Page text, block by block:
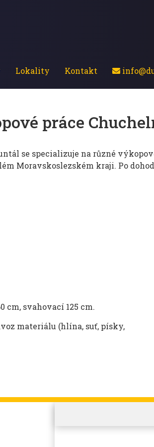
Lokality Kontakt
práce
se specializuje na různé
Moravskoslezském kraji. Po
cm, svahovací 125 cm.
materiálu (hlína, suť, písky,